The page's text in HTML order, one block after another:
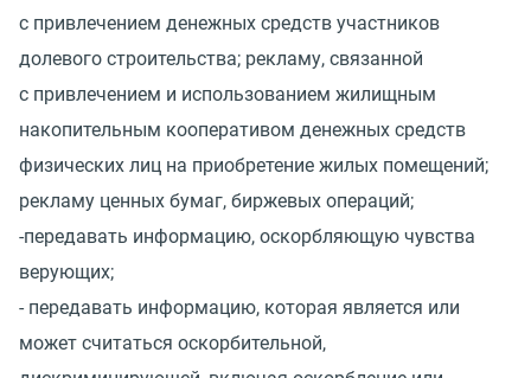
с привлечением денежных средств участников
долевого строительства; рекламу, связанной
с привлечением и использованием жилищным
накопительным кооперативом денежных средств
физических лиц на приобретение жилых помещений;
рекламу ценных бумаг, биржевых операций;
-передавать информацию, оскорбляющую чувства
верующих;
- передавать информацию, которая является или
может считаться оскорбительной,